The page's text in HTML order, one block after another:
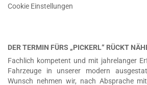
Cookie Einstellungen
DER TERMIN FÜRS „PICKERL“ RÜCKT
Fachlich kompetent und mit jahrelanger
Fahrzeuge in unserer modern
Wunsch nehmen wir, nach Absprache